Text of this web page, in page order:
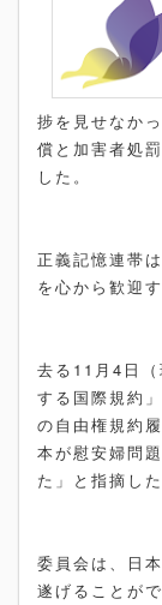
捗を見せなか
償と加害者処
した。
正義記憶連帯
を心から歓迎す
去る11月4日
する国際規約
の自由権規約
本が慰安婦問
た」と指摘し
委員会は、日
遂げることが